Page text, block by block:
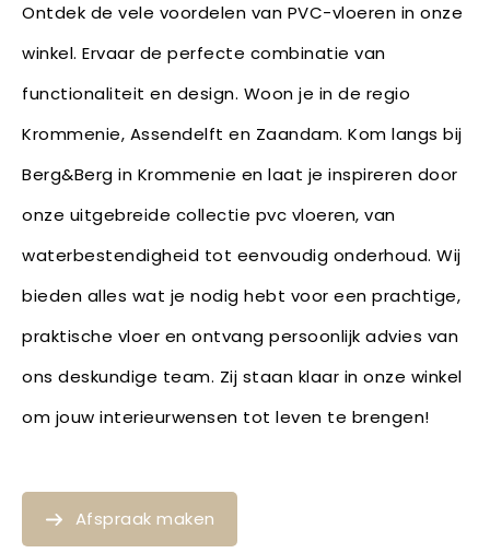
Ontdek de vele voordelen van PVC-vloeren in onze
winkel. Ervaar de perfecte combinatie van
functionaliteit en design. Woon je in de regio
Krommenie, Assendelft en Zaandam. Kom langs bij
Berg&Berg in Krommenie en laat je inspireren door
onze uitgebreide collectie pvc vloeren, van
waterbestendigheid tot eenvoudig onderhoud. Wij
bieden alles wat je nodig hebt voor een prachtige,
praktische vloer en ontvang persoonlijk advies van
ons deskundige team. Zij staan klaar in onze winkel
om jouw interieurwensen tot leven te brengen!
Afspraak maken